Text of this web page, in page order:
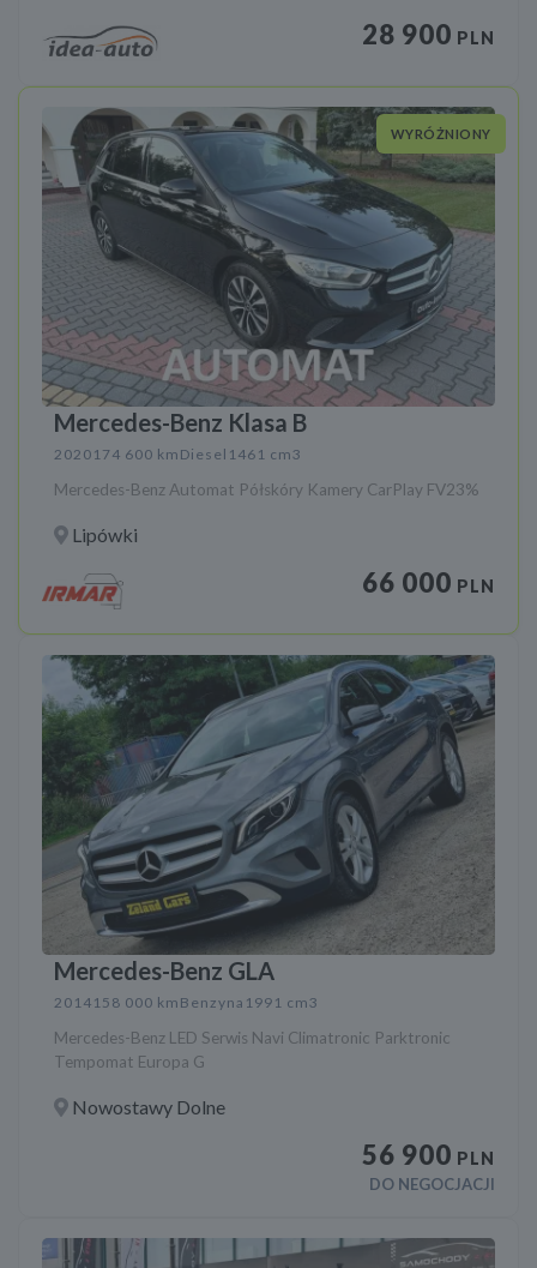
28 900 PLN
WYRÓŻNIONY
Mercedes-Benz Klasa B
2020 174 600 km Diesel 1461 cm3
Mercedes-Benz Automat Półskóry Kamery CarPlay FV23%
Lipówki
66 000 PLN
Mercedes-Benz GLA
2014 158 000 km Benzyna 1991 cm3
Mercedes-Benz LED Serwis Navi Climatronic Parktronic
Tempomat Europa G
Nowostawy Dolne
56 900 PLN
DO NEGOCJACJI